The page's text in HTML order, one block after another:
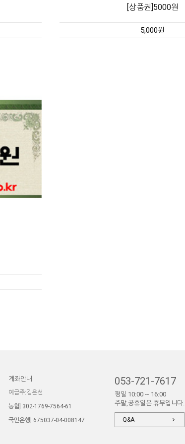
[상품권]5000원
5,000원
계좌안내
예금주:김은선
농협] 302-1769-7564-61
국민은행] 675037-04-008147
053-721-7617
평일 10:00 ~ 16:00
주말,공휴일은 휴무입니다.
Q&A